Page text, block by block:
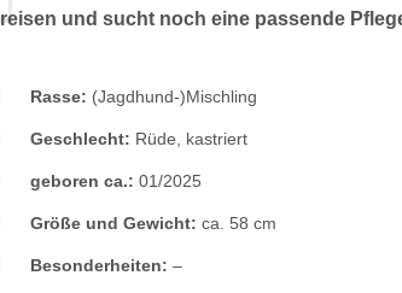
reisen und sucht noch eine passende
Rasse: (Jagdhund-)Mischling
Geschlecht: Rüde, kastriert
geboren ca.: 01/2025
Größe und Gewicht: ca. 58 cm
Besonderheiten: –